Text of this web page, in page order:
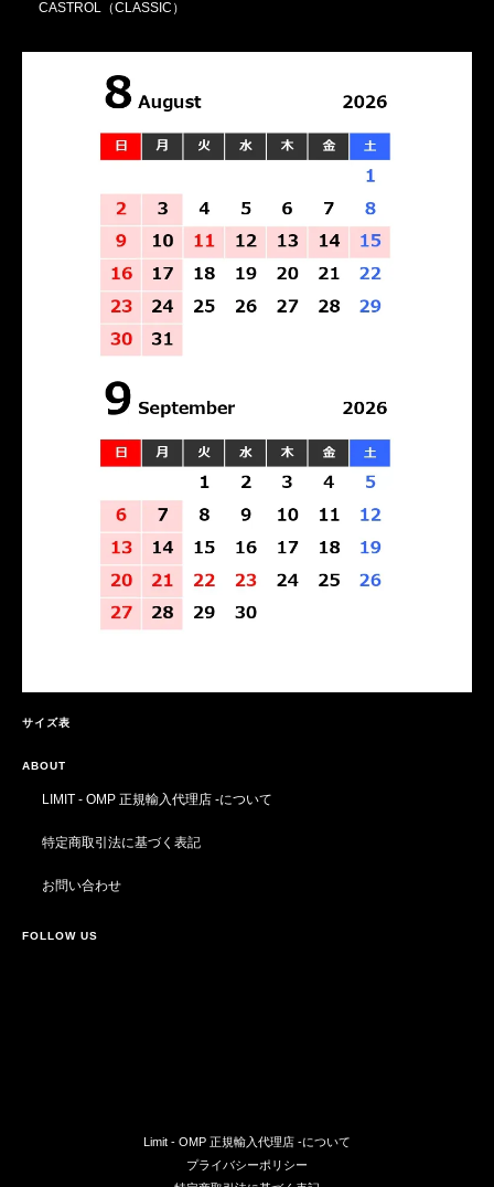
CASTROL（CLASSIC）
サイズ表
ABOUT
LIMIT - OMP 正規輸入代理店 -について
特定商取引法に基づく表記
お問い合わせ
FOLLOW US
Limit - OMP 正規輸入代理店 -について
プライバシーポリシー